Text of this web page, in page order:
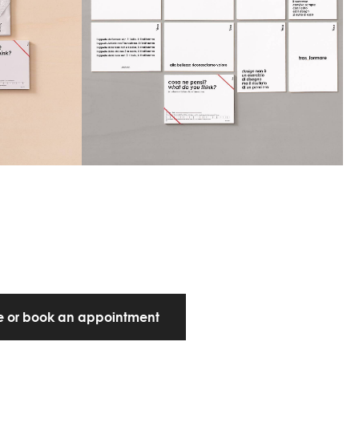
or book an appointment